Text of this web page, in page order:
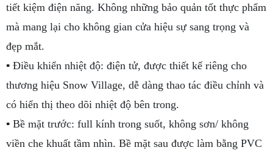
tiết kiệm điện năng. Không những bảo quản tốt thực phẩm
mà mang lại cho không gian cửa hiệu sự sang trọng và
đẹp mắt.
▪ Điều khiển nhiệt độ: điện tử, được thiết kế riêng cho
thương hiệu Snow Village, dễ dàng thao tác điều chỉnh và
có hiển thị theo dõi nhiệt độ bên trong.
▪ Bề mặt trước: full kính trong suốt, không sơn/ không
viền che khuất tầm nhìn. Bề mặt sau được làm bằng PVC